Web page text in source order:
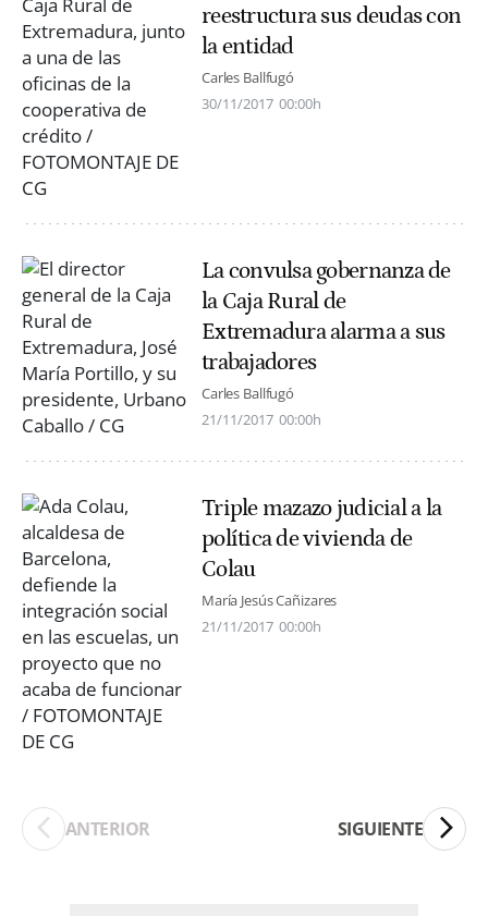
reestructura sus deudas con
la entidad
Carles Ballfugó
30/11/2017 00:00h
La convulsa gobernanza de
la Caja Rural de
Extremadura alarma a sus
trabajadores
Carles Ballfugó
21/11/2017 00:00h
Triple mazazo judicial a la
política de vivienda de
Colau
María Jesús Cañizares
21/11/2017 00:00h
ANTERIOR SIGUIENTE